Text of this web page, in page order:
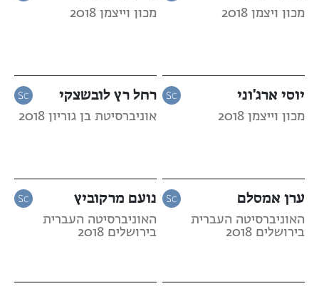
מכון ויצמן 2018 מכון וייצמן 2018
יוסי ארג'וני
מכון וייצמן 2018
רחל רץ לובשצקי
אוניברסיטת בן גוריון 2018
ערן אמסלם
האוניברסיטה העברית
בירושלים 2018
נועם מרקוביץ
האוניברסיטה העברית
בירושלים 2018